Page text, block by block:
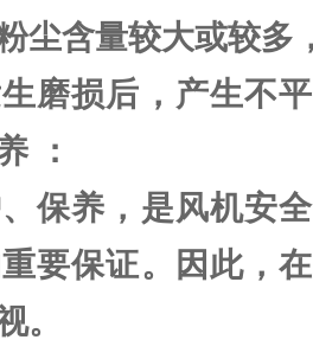
尘含量较大或较多
磨损后，产生不
：
保养，是风机安
要保证。因此，
。